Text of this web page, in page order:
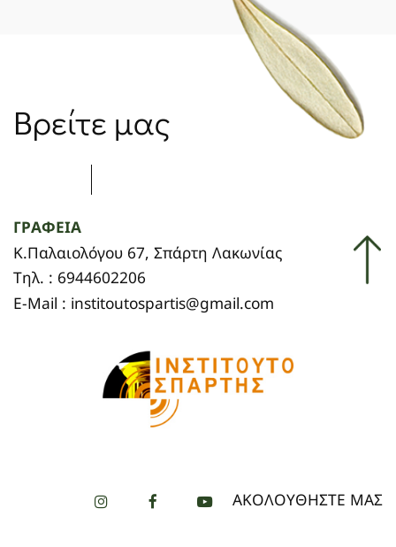
Βρείτε μας
ΓΡΑΦΕΙΑ
Κ.Παλαιολόγου 67, Σπάρτη Λακωνίας
Τηλ. : 6944602206
E-Mail : institoutospartis@gmail.com
ΑΚΟΛΟΥΘΗΣΤΕ ΜΑΣ